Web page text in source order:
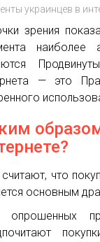
украинцев в
зрения
наиболее
— это
считают, что
основным
опрошенных